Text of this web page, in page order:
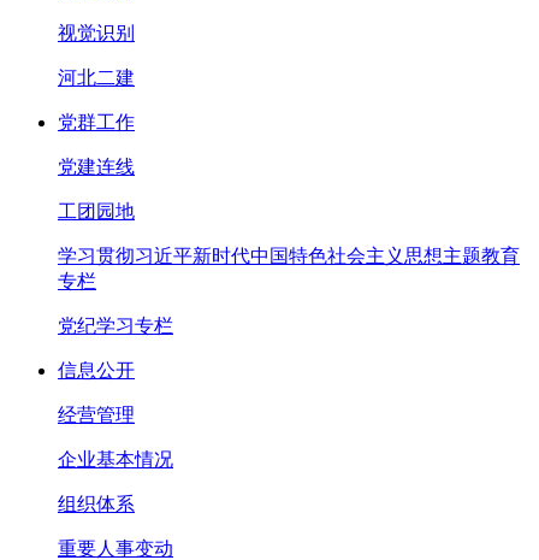
视觉识别
河北二建
党群工作
党建连线
工团园地
学习贯彻习近平新时代中国特色社会主义思想主题教育
专栏
党纪学习专栏
信息公开
经营管理
企业基本情况
组织体系
重要人事变动